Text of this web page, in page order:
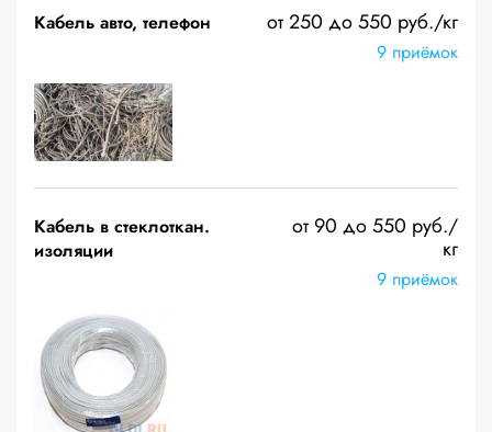
Кабель авто, телефон от 250 до 550 руб./кг
9 приёмок
Кабель в стеклоткан.
изоляции
от 90 до 550 руб./
кг
9 приёмок